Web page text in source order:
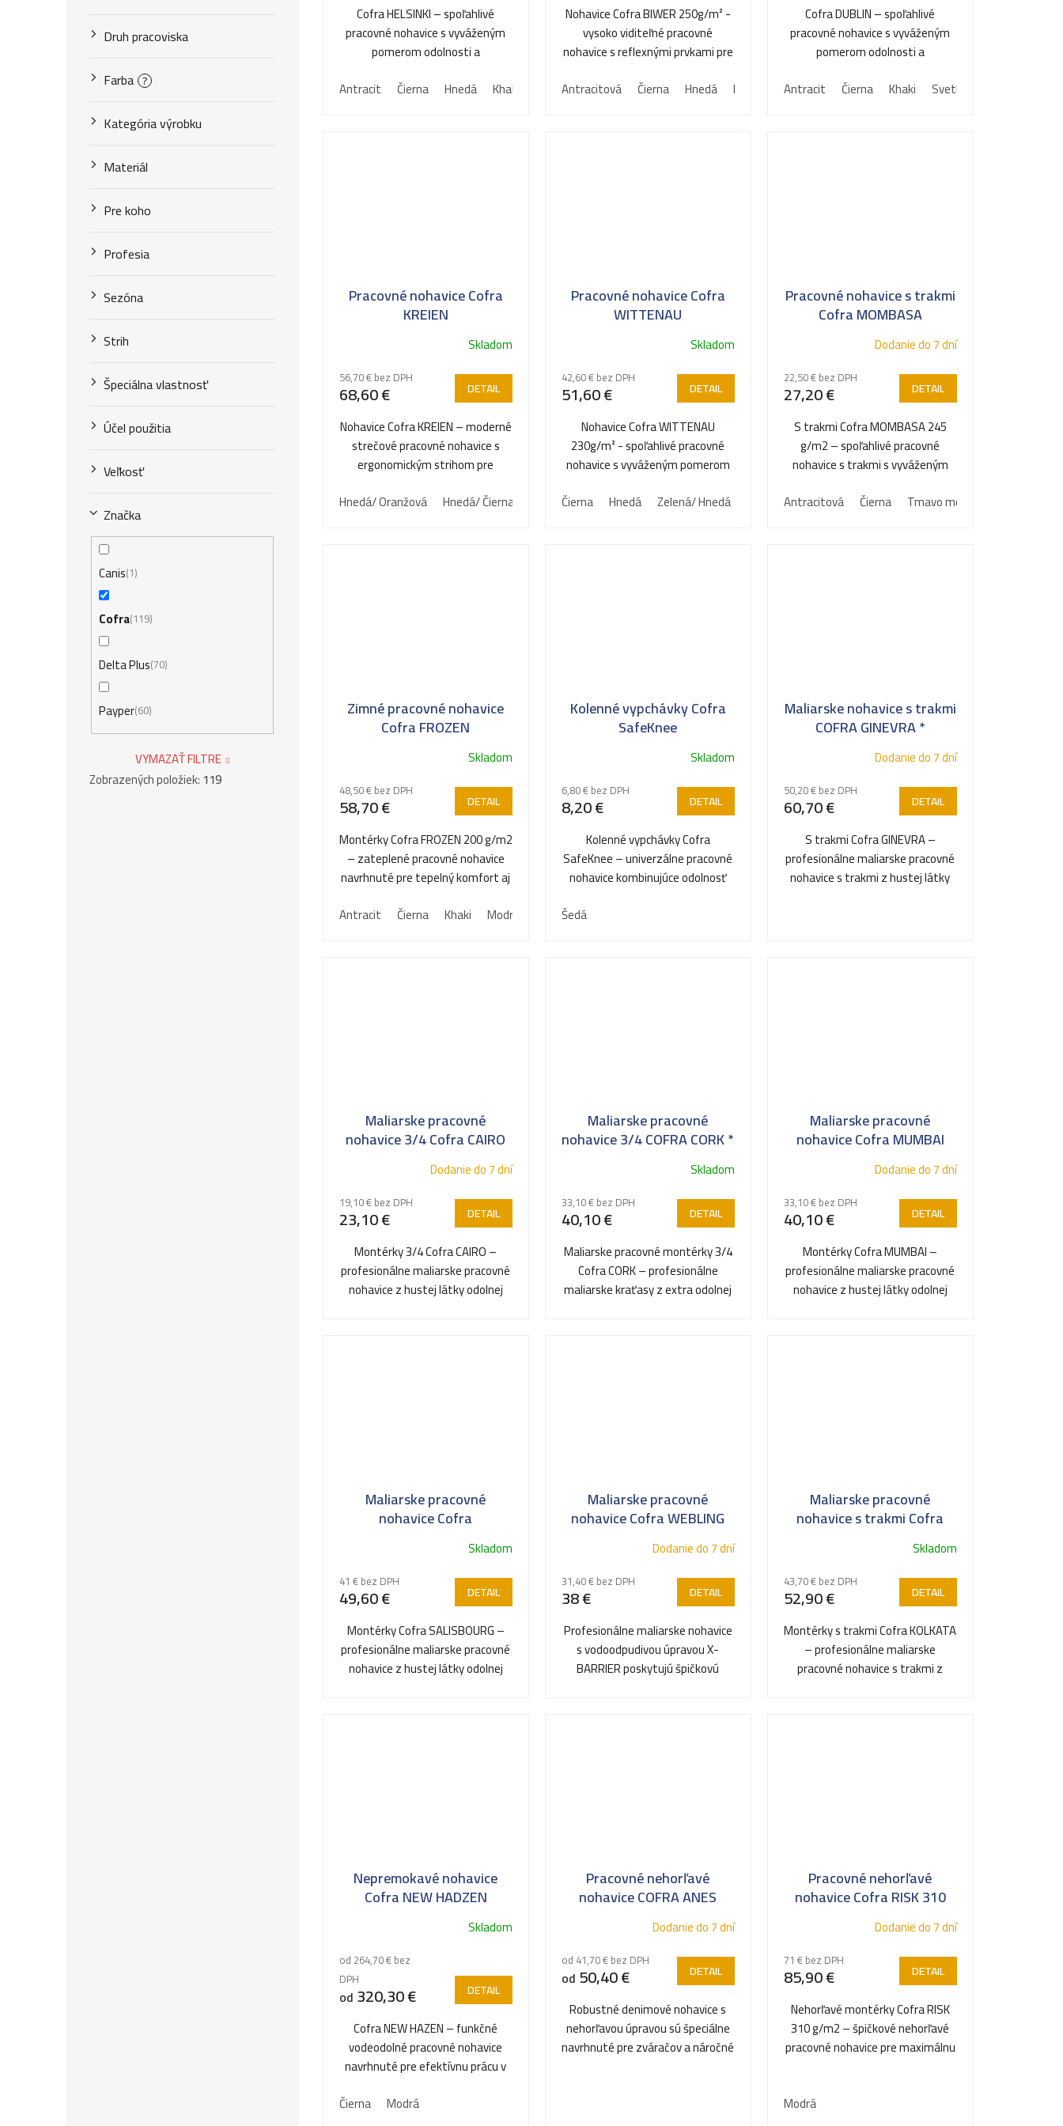
Druh pracoviska
Farba ?
Kategória výrobku
Materiál
Pre koho
Profesia
Sezóna
Strih
Špeciálna vlastnosť
Účel použitia
Veľkosť
Značka
Canis 1
Cofra 119
Delta Plus 70
Payper 60
VYMAZAŤ FILTRE
Zobrazených položiek:119
Cofra HELSINKI – spoľahlivé
pracovné nohavice s vyváženým
pomerom odolnosti a
Antracit Čierna Hnedá Khaki Modrá Svetlo modrá
Nohavice Cofra BIWER 250g/m² -
vysoko viditeľné pracovné
nohavice s reflexnými prvkami pre
Antracitová Čierna Hnedá Khaki Modrá
Cofra DUBLIN – spoľahlivé
pracovné nohavice s vyváženým
pomerom odolnosti a
Antracit Čierna Khaki Svetlo modrá
Pracovné nohavice Cofra
KREIEN
Skladom
56,70 € bez DPH
68,60 € DETAIL
Nohavice Cofra KREIEN – moderné
strečové pracovné nohavice s
ergonomickým strihom pre
Hnedá/ Oranžová Hnedá/ Čierna
Pracovné nohavice Cofra
WITTENAU
Skladom
42,60 € bez DPH
51,60 € DETAIL
Nohavice Cofra WITTENAU
230g/m² - spoľahlivé pracovné
nohavice s vyváženým pomerom
komfortu.
Čierna Hnedá Zelená/ Hnedá
Pracovné nohavice s trakmi
Cofra MOMBASA
Dodanie do 7 dní
22,50 € bez DPH
27,20 € DETAIL
S trakmi Cofra MOMBASA 245
g/m2 – spoľahlivé pracovné
nohavice s trakmi s vyváženým
užívateľského...
Antracitová Čierna Tmavo modrá
Zimné pracovné nohavice
Cofra FROZEN
Skladom
48,50 € bez DPH
58,70 € DETAIL
Montérky Cofra FROZEN 200 g/m2
– zateplené pracovné nohavice
navrhnuté pre tepelný komfort aj
Antracit Čierna Khaki Modrá Tmavo modrá
Kolenné vypchávky Cofra
SafeKnee
Skladom
6,80 € bez DPH
8,20 € DETAIL
Kolenné vypchávky Cofra
SafeKnee – univerzálne pracovné
nohavice kombinujúce odolnosť
Šedá
Maliarske nohavice s trakmi
COFRA GINEVRA *
Dodanie do 7 dní
50,20 € bez DPH
60,70 € DETAIL
S trakmi Cofra GINEVRA –
profesionálne maliarske pracovné
nohavice s trakmi z hustej látky
Maliarske pracovné
nohavice 3/4 Cofra CAIRO
Dodanie do 7 dní
19,10 € bez DPH
23,10 € DETAIL
Montérky 3/4 Cofra CAIRO –
profesionálne maliarske pracovné
nohavice z hustej látky odolnej
Maliarske pracovné
nohavice 3/4 COFRA CORK *
Skladom
33,10 € bez DPH
40,10 € DETAIL
Maliarske pracovné montérky 3/4
Cofra CORK – profesionálne
maliarske kraťasy z extra odolnej
Maliarske pracovné
nohavice Cofra MUMBAI
Dodanie do 7 dní
33,10 € bez DPH
40,10 € DETAIL
Montérky Cofra MUMBAI –
profesionálne maliarske pracovné
nohavice z hustej látky odolnej
Maliarske pracovné
nohavice Cofra
Skladom
41 € bez DPH
49,60 € DETAIL
Montérky Cofra SALISBOURG –
profesionálne maliarske pracovné
nohavice z hustej látky odolnej
Maliarske pracovné
nohavice Cofra WEBLING
Dodanie do 7 dní
31,40 € bez DPH
38 € DETAIL
Profesionálne maliarske nohavice
s vodoodpudivou úpravou X-
BARRIER poskytujú špičkovú
Maliarske pracovné
nohavice s trakmi Cofra
Skladom
43,70 € bez DPH
52,90 € DETAIL
Montérky s trakmi Cofra KOLKATA
– profesionálne maliarske
pracovné nohavice s trakmi z
Nepremokavé nohavice
Cofra NEW HADZEN
Skladom
od 264,70 € bez
DPH
od 320,30 € DETAIL
Cofra NEW HAZEN – funkčné
vodeodolné pracovné nohavice
navrhnuté pre efektívnu prácu v
Čierna Modrá
Pracovné nehorľavé
nohavice COFRA ANES
Dodanie do 7 dní
od 41,70 € bez DPH
od 50,40 € DETAIL
Robustné denimové nohavice s
nehorľavou úpravou sú špeciálne
navrhnuté pre zváračov a náročné
Pracovné nehorľavé
nohavice Cofra RISK 310
Dodanie do 7 dní
71 € bez DPH
85,90 € DETAIL
Nehorľavé montérky Cofra RISK
310 g/m2 – špičkové nehorľavé
pracovné nohavice pre maximálnu
Modrá